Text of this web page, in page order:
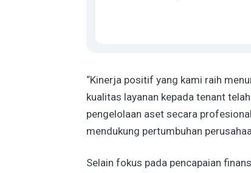
“Kinerja positif yang kami raih
kualitas layanan kepada tenant
pengelolaan aset secara
mendukung pertumbuhan
Selain fokus pada pencapaian